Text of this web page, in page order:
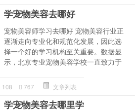
学宠物美容去哪好
宠物美容师学习去哪好 宠物美容行业正
逐渐走向专业化和规范化发展，因此选
择一个好的学习机构至关重要。数据显
示，北京专业宠物美容学校一直致力于
108 767 文章列表
学宠物美容去哪里学